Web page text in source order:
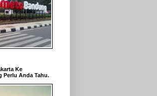
Ke
Perlu Anda Tahu.